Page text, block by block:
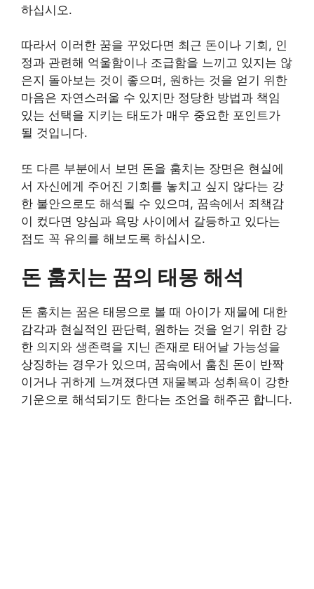
하십시오.
따라서 이러한 꿈을 꾸었다면 최근 돈이나 기회, 인
정과 관련해 억울함이나 조급함을 느끼고 있지는 않
은지 돌아보는 것이 좋으며, 원하는 것을 얻기 위한
마음은 자연스러울 수 있지만 정당한 방법과 책임
있는 선택을 지키는 태도가 매우 중요한 포인트가
될 것입니다.
또 다른 부분에서 보면 돈을 훔치는 장면은 현실에
서 자신에게 주어진 기회를 놓치고 싶지 않다는 강
한 불안으로도 해석될 수 있으며, 꿈속에서 죄책감
이 컸다면 양심과 욕망 사이에서 갈등하고 있다는
점도 꼭 유의를 해보도록 하십시오.
돈 훔치는 꿈의 태몽 해석
돈 훔치는 꿈은 태몽으로 볼 때 아이가 재물에 대한
감각과 현실적인 판단력, 원하는 것을 얻기 위한 강
한 의지와 생존력을 지닌 존재로 태어날 가능성을
상징하는 경우가 있으며, 꿈속에서 훔친 돈이 반짝
이거나 귀하게 느껴졌다면 재물복과 성취욕이 강한
기운으로 해석되기도 한다는 조언을 해주곤 합니다.